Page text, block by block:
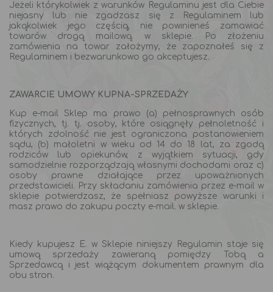
Jeżeli którykolwiek z warunków Regulaminu jest dla Ciebie
niejasny lub nie zgadzasz się z Regulaminem lub
jakąkolwiek jego częścią, nie powinieneś zamawiać
towarów drogą mailową. w sklepie. Po złożeniu
zamówienia na towar założymy, że zapoznałeś się z
Regulaminem i bezwarunkowo go akceptujesz.
ZAWARCIE UMOWY KUPNA-SPRZEDAŻY
Kup e-mail Sklep ma prawo (a) pełnosprawnych osób
fizycznych, tj. tj. osoby, które osiągnęły pełnoletność i
których zdolność nie jest ograniczona postanowieniem
sądu, (b) małoletni w wieku od 14 do 18 lat, za zgodą
rodziców lub opiekunów, z wyjątkiem sytuacji, gdy
samodzielnie rozporządzają własnymi dochodami oraz c)
osoby prawne działające przez upoważnionych
przedstawicieli. Przy składaniu zamówienia przez e-mail w
sklepie potwierdzasz, że spełniasz powyższe warunki i
masz prawo do zakupu poczty e-mail. w sklepie.
Kiedy kupujesz E. w Sklepie niniejszy Regulamin staje się
umową sprzedaży zawieraną pomiędzy Tobą a
Sprzedawcą i jest wiążącym dokumentem prawnym dla
obu stron.